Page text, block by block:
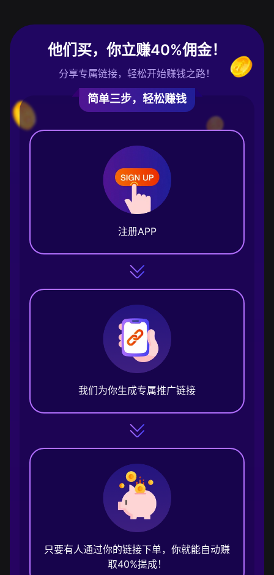
他们买，你立赚40%佣金！
分享专属链接，轻松开始赚钱之路！
简单三步，轻松赚钱
注册APP
我们为你生成专属推广链接
只要有人通过你的链接下单，你就能自动赚
取40%提成！